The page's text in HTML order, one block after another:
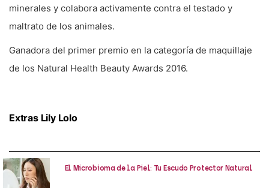
minerales y colabora activamente contra el testado y
maltrato de los animales.
Ganadora del primer premio en la categoría de maquillaje
de los Natural Health Beauty Awards 2016.
Extras Lily Lolo
El Microbioma de la Piel: Tu Escudo Protector Natural